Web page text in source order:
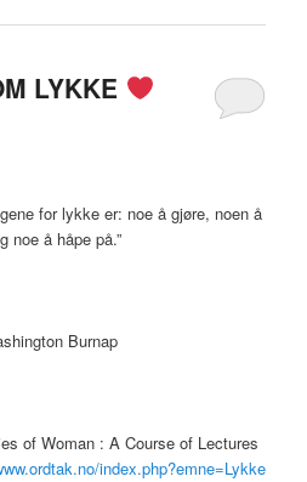
LYKKE
for lykke er: noe å gjøre, noen å
noe å håpe på.”
Burnap
of Woman : A Course of Lectures
index.php?emne=Lykke